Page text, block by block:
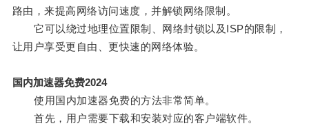
路由，来提高网络访问速度，并解锁网络限制。
它可以绕过地理位置限制、网络封锁以及ISP的限制，
让用户享受更自由、更快速的网络体验。
国内加速器免费2024
使用国内加速器免费的方法非常简单。
首先，用户需要下载和安装对应的客户端软件。